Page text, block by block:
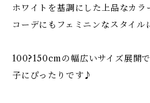
ホワイトを基調にした上品なカ
コーデにもフェミニンなスタイル
100?150cmの幅広いサイズ展開
子にぴったりです♪